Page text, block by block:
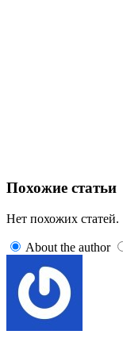
Похожие статьи
Нет похожих статей.
About the author